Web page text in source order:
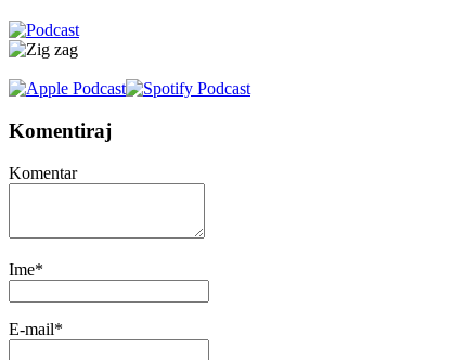
Komentiraj
Komentar
Ime*
E-mail*